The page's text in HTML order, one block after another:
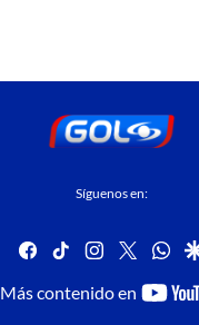
Síguenos en:
facebook
tiktok instagram
twitter
Más contenido en